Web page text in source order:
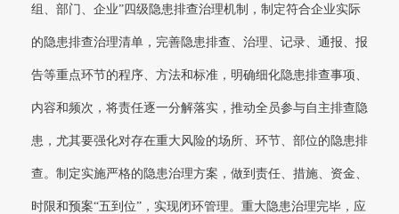
组、部门、企业”四级隐患排查治理机制，制定符合企业实际
的隐患排查治理清单，完善隐患排查、治理、记录、通报、报
告等重点环节的程序、方法和标准，明确细化隐患排查事项、
内容和频次，将责任逐一分解落实，推动全员参与自主排查隐
患，尤其要强化对存在重大风险的场所、环节、部位的隐患排
查。制定实施严格的隐患治理方案，做到责任、措施、资金、
时限和预案“五到位”，实现闭环管理。重大隐患治理完毕，应